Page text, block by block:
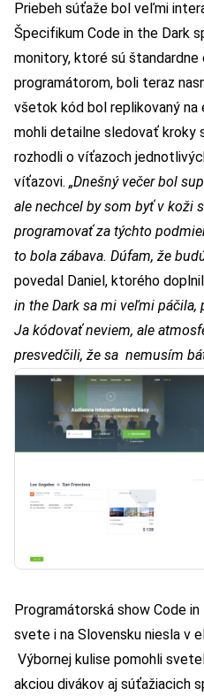
Priebeh súťaže bol veľmi
Špecifikum Code in the Dark
monitory, ktoré sú
programátorom, boli teraz
všetok kód bol replikovaný
mohli detailne sledovať kroky
rozhodli o víťazoch
víťazovi. „Dnešný večer bol
ale nechcel by som byť v koži
programovať za týchto
to bola zábava. Dúfam, že
povedal Daniel, ktorého
in the Dark sa mi veľmi
Ja kódovať neviem, ale
presvedčili, že sa nemusím
Programátorská show Code
svete i na Slovensku niesla v
Výbornej kulise pomohli
akciou divákov aj súťažiacich